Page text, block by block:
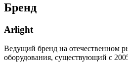
Бренд
Arlight
Ведущий бренд на отечественном
оборудования, существующий с